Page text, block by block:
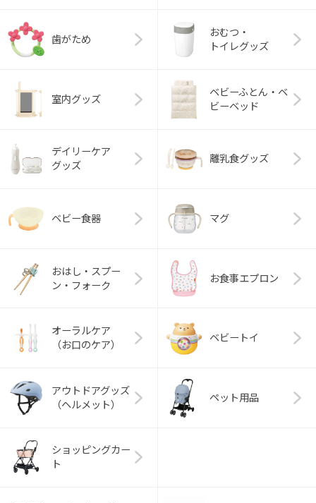
歯がため
おむつ・
トイレグッズ
室内グッズ
ベビーふとん・ベ
ビーベッド
デイリーケア
グッズ
離乳食グッズ
ベビー食器 マグ
おはし・スプー
ン・フォーク
お食事エプロン
オーラルケア
（お口のケア）
ベビートイ
アウトドアグッズ
（ヘルメット）
ペット用品
ショッピングカー
ト